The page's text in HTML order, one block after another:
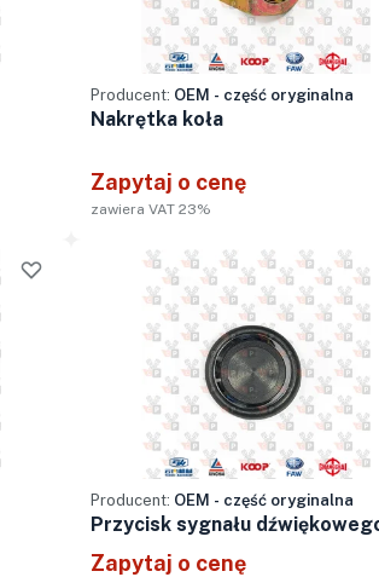
Producent: OEM - część oryginalna
Nakrętka koła
Zapytaj o cenę
zawiera VAT 23%
Producent: OEM - część oryginalna
Przycisk sygnału
Zapytaj o cenę